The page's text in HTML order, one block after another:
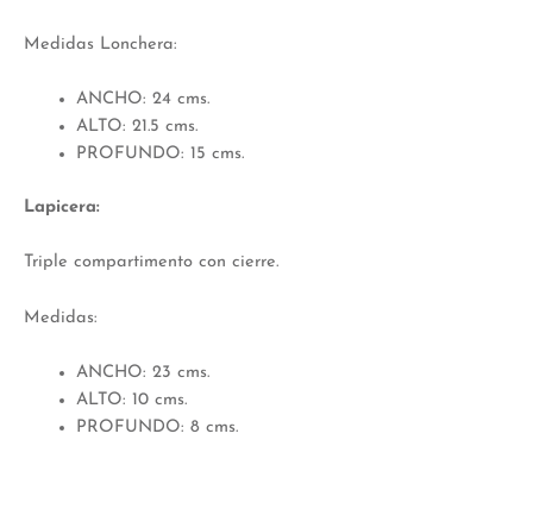
Medidas Lonchera:
ANCHO: 24 cms.
ALTO: 21.5 cms.
PROFUNDO: 15 cms.
Lapicera:
Triple compartimento con cierre.
Medidas:
ANCHO: 23 cms.
ALTO: 10 cms.
PROFUNDO: 8 cms.